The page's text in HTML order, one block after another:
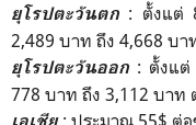
ยุโรปตะวันตก : ตั้งแต่
2,489 บาท ถึง 4,668 บา
ยุโรปตะวันออก : ตั้งแต่
778 บาท ถึง 3,112 บาท